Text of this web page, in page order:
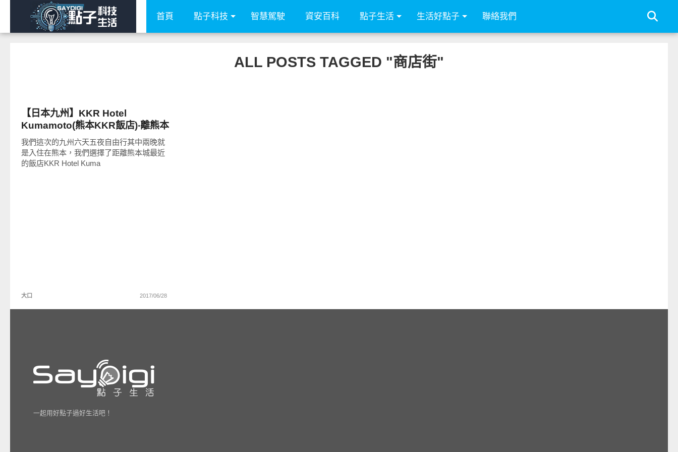
首頁 點子科技 智慧駕駛 資安百科 點子生活 生活好點子 聯絡我們
ALL POSTS TAGGED "商店街"
【日本九州】KKR Hotel
Kumamoto(熊本KKR飯店)‧離熊本
城最近的住宿!步行2分鐘可到熊本
城、上下通購物街&城采苑只要10
分鐘!
我們這次的九州六天五夜自由行其中兩晚就
是入住在熊本，我們選擇了距離熊本城最近
的飯店KKR Hotel Kuma
大口 2017/06/28
一起用好點子過好生活吧！